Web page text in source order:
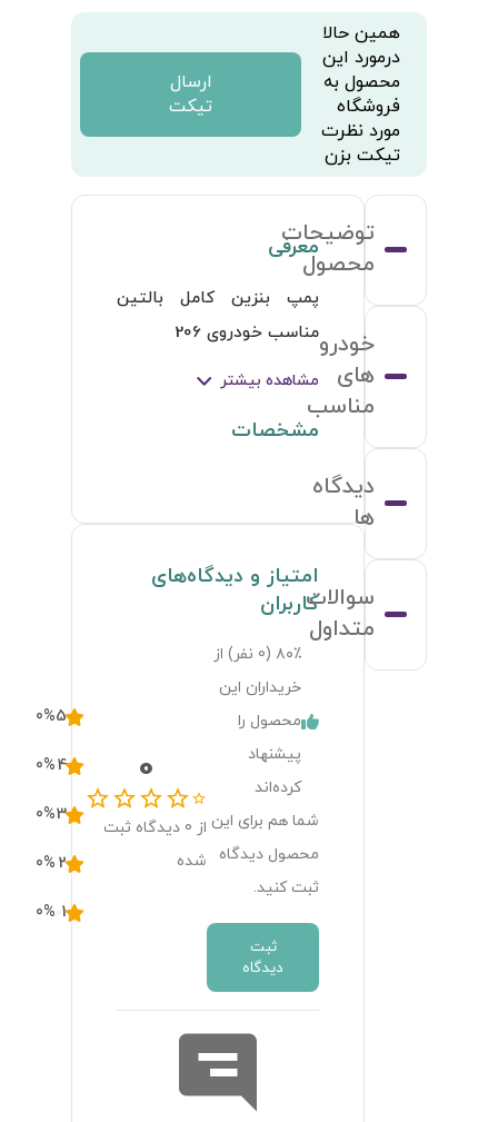
همین حالا
درمورد این
محصول به
فروشگاه
مورد نظرت
تیکت بزن
ارسال
تیکت
توضیحات
محصول
خودرو
های
مناسب
دیدگاه
ها
سوالات
متداول
معرفی
مناسب خودروی 206
مشاهده بیشتر
مشخصات
امتیاز و دیدگاه‌های
کاربران
۸۰٪ ( 0 نفر) از
خریداران این
محصول را
پیشنهاد
کرده‌اند
شما هم برای این
محصول دیدگاه
ثبت کنید.
ثبت
دیدگاه
0
از 0 دیدگاه ثبت
شده
5
0%
4
0%
3
0%
2
0%
1
0%